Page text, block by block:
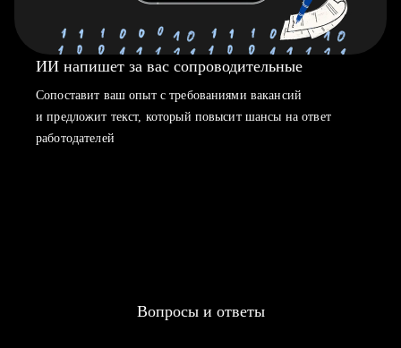
ИИ напишет за вас сопроводительные
Сопоставит ваш опыт с требованиями вакансий
и предложит текст, который повысит шансы на ответ
работодателей
Вопросы и ответы